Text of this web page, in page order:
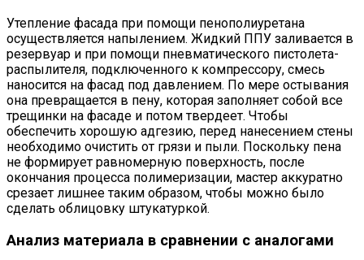
Утепление фасада при помощи пенополиуретана
осуществляется напылением. Жидкий ППУ заливается в
резервуар и при помощи пневматического пистолета-
распылителя, подключенного к компрессору, смесь
наносится на фасад под давлением. По мере остывания
она превращается в пену, которая заполняет собой все
трещинки на фасаде и потом твердеет. Чтобы
обеспечить хорошую адгезию, перед нанесением стены
необходимо очистить от грязи и пыли. Поскольку пена
не формирует равномерную поверхность, после
окончания процесса полимеризации, мастер аккуратно
срезает лишнее таким образом, чтобы можно было
сделать облицовку штукатуркой.
Анализ материала в сравнении с аналогами